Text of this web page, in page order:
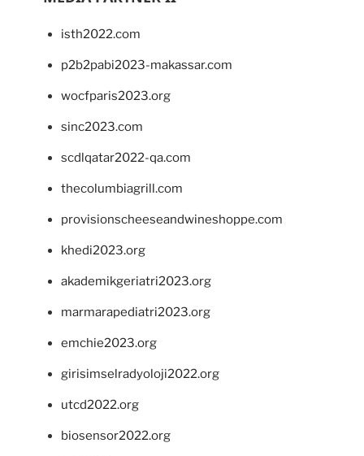
isth2022.com
p2b2pabi2023-makassar.com
wocfparis2023.org
sinc2023.com
scdlqatar2022-qa.com
thecolumbiagrill.com
provisionscheeseandwineshoppe.com
khedi2023.org
akademikgeriatri2023.org
marmarapediatri2023.org
emchie2023.org
girisimselradyoloji2022.org
utcd2022.org
biosensor2022.org